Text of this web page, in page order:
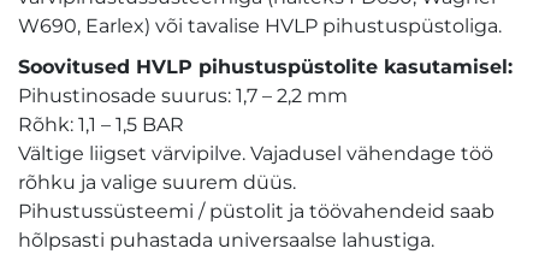
W690, Earlex) või tavalise HVLP pihustuspüstoliga.
Soovitused HVLP pihustuspüstolite kasutamisel:
Pihustinosade suurus: 1,7 – 2,2 mm
Rõhk: 1,1 – 1,5 BAR
Vältige liigset värvipilve. Vajadusel vähendage töö
rõhku ja valige suurem düüs.
Pihustussüsteemi / püstolit ja töövahendeid saab
hõlpsasti puhastada universaalse lahustiga.